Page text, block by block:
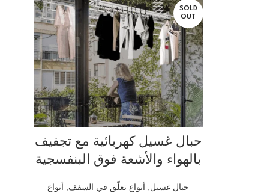
SOLD
OUT
قراءة المزيد
حبال غسيل كهربائية مع تجفيف
بالهواء والأشعة فوق البنفسجية
حبال غسيل, أنواع تعلّق في السقف,
أنواع